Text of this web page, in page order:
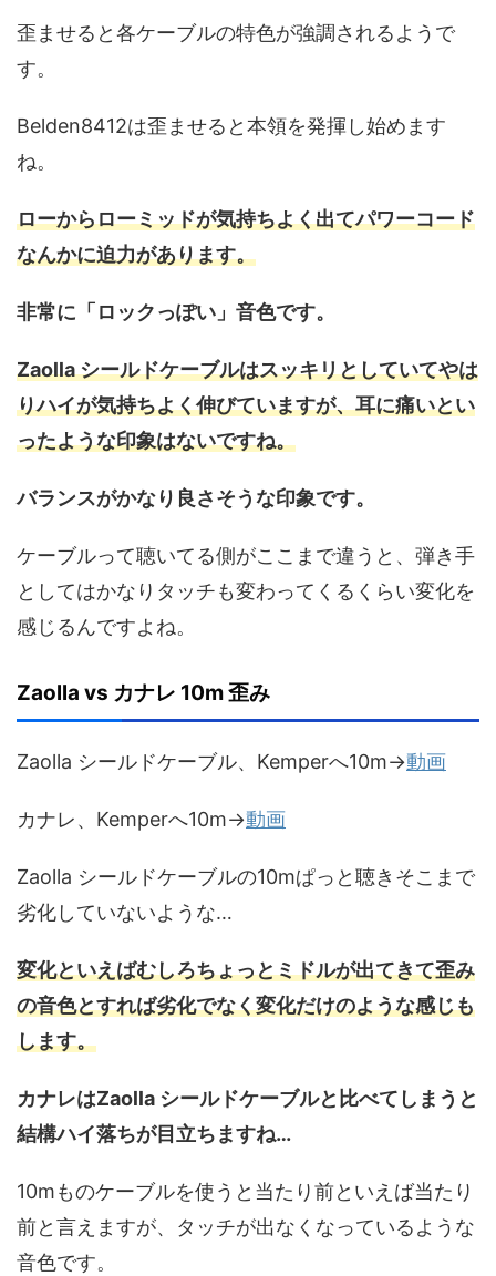
歪ませると各ケーブルの特色が強調されるようで
す。
Belden8412は歪ませると本領を発揮し始めます
ね。
ローからローミッドが気持ちよく出てパワーコード
なんかに迫力があります。
非常に「ロックっぽい」音色です。
Zaolla シールドケーブルはスッキリとしていてやは
りハイが気持ちよく伸びていますが、耳に痛いとい
ったような印象はないですね。
バランスがかなり良さそうな印象です。
ケーブルって聴いてる側がここまで違うと、弾き手
としてはかなりタッチも変わってくるくらい変化を
感じるんですよね。
Zaolla vs カナレ 10m 歪み
Zaolla シールドケーブル、Kemperへ10m→動画
カナレ、Kemperへ10m→動画
Zaolla シールドケーブルの10mぱっと聴きそこまで
劣化していないような…
変化といえばむしろちょっとミドルが出てきて歪み
の音色とすれば劣化でなく変化だけのような感じも
します。
カナレはZaolla シールドケーブルと比べてしまうと
結構ハイ落ちが目立ちますね…
10mものケーブルを使うと当たり前といえば当たり
前と言えますが、タッチが出なくなっているような
音色です。